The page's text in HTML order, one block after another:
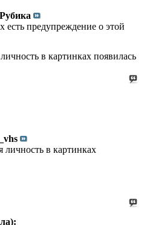
есть предупреждение о этой
в картинках появилась
личность в картинках